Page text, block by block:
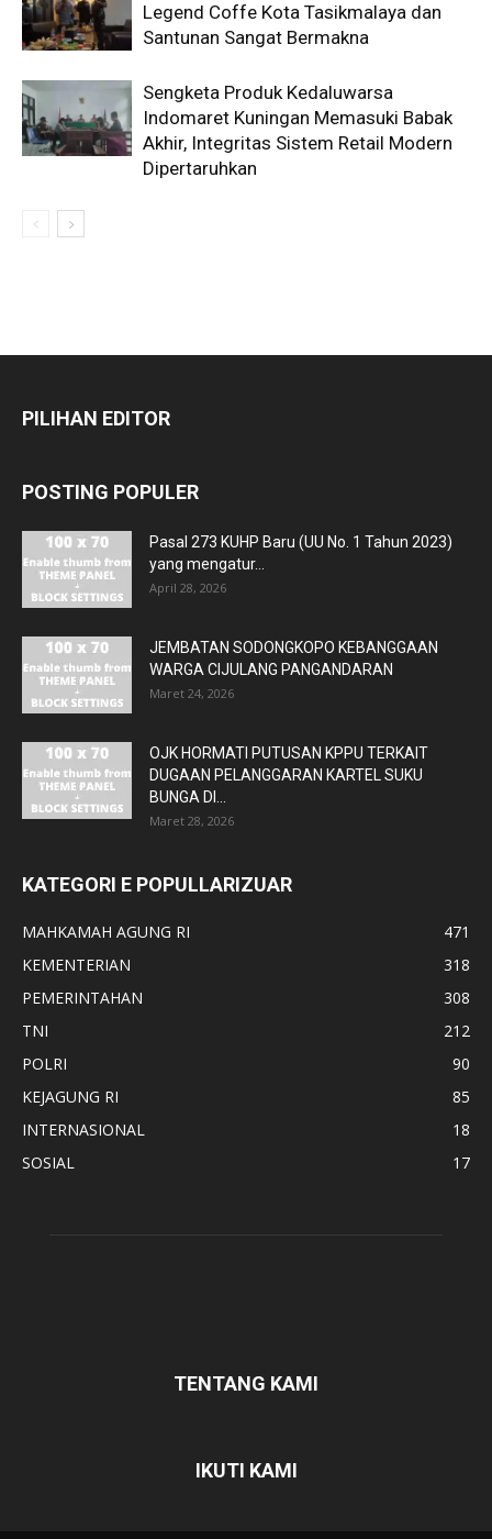
Legend Coffe Kota Tasikmalaya dan
Santunan Sangat Bermakna
Sengketa Produk Kedaluwarsa
Indomaret Kuningan Memasuki Babak
Akhir, Integritas Sistem Retail Modern
Dipertaruhkan
PILIHAN EDITOR
POSTING POPULER
Pasal 273 KUHP Baru (UU No. 1 Tahun 2023)
yang mengatur...
April 28, 2026
JEMBATAN SODONGKOPO KEBANGGAAN
WARGA CIJULANG PANGANDARAN
Maret 24, 2026
OJK HORMATI PUTUSAN KPPU TERKAIT
DUGAAN PELANGGARAN KARTEL SUKU
BUNGA DI...
Maret 28, 2026
KATEGORI E POPULLARIZUAR
MAHKAMAH AGUNG RI
471
KEMENTERIAN
318
PEMERINTAHAN
308
TNI
212
POLRI
90
KEJAGUNG RI
85
INTERNASIONAL
18
SOSIAL
17
TENTANG KAMI
IKUTI KAMI